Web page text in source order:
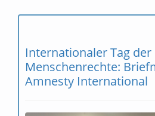
Internationaler Tag der
Menschenrechte:
Amnesty International